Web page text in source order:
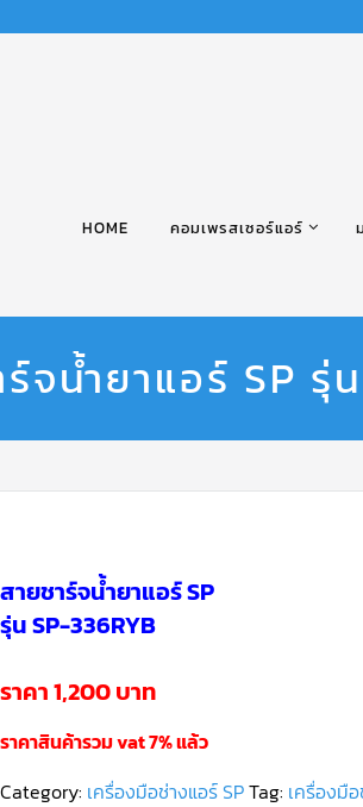
HOME คอมเพรสเซอร์แอร์
จน้ำยาแอร์ SP รุ่
สายชาร์จน้ำยาแอร์ SP
รุ่น SP-336RYB
ราคา 1,200 บาท
ราคาสินค้ารวม vat 7% แล้ว
Category: เครื่องมือช่างแอร์ SPTag: เครื่องมื